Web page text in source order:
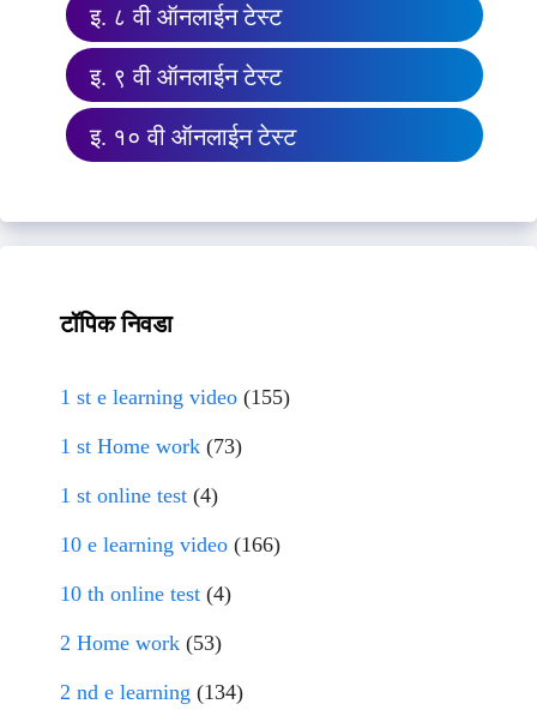
इ. ८ वी ऑनलाईन टेस्ट
इ. ९ वी ऑनलाईन टेस्ट
इ. १० वी ऑनलाईन टेस्ट
टॉपिक निवडा
1 st e learning video (155)
1 st Home work (73)
1 st online test (4)
10 e learning video (166)
10 th online test (4)
2 Home work (53)
2 nd e learning (134)